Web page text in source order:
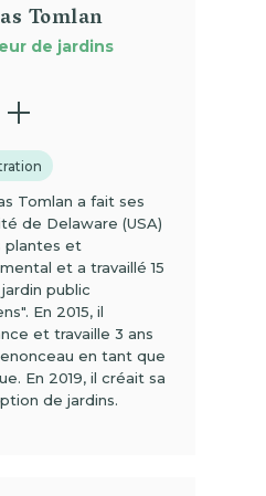
Tomlan
de jardins
Tomlan a fait ses
de Delaware (USA)
plantes et
et a travaillé 15
public
En 2015, il
et travaille 3 ans
en tant que
En 2019, il créait sa
de jardins.